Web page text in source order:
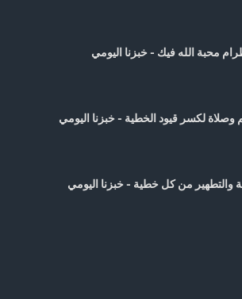
محبة الله فيك - خبزنا اليومي
وصلاة لكسر قيود الخطية - خبزنا اليومي
والتطهير من كل خطية - خبزنا اليومي